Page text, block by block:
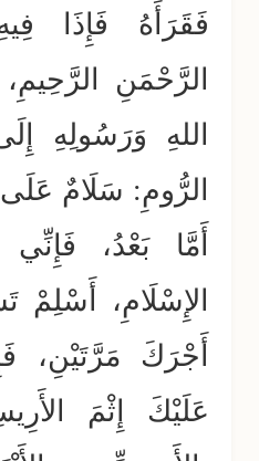
فَقَرَأَهُ فَإِذَا
الرَّحْمَنِ
اللهِ وَرَسُولِهِ
الرُّومِ: سَلَامٌ
أَمَّا بَعْدُ،
الإِسْلَامِ، أَسْلِمْ
أَجْرَكَ مَرَّتَيْنِ،
عَلَيْكَ إِثْمَ